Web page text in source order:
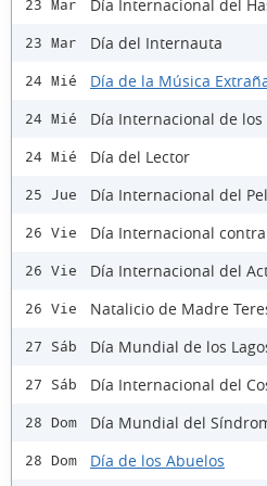
23 Mar Día Internacional del
23 Mar Día del Internauta
24 Mié Día de la Música
24 Mié Día Internacional de
24 Mié Día del Lector
25 Jue Día Internacional del
26 Vie Día Internacional
26 Vie Día Internacional del
26 Vie Natalicio de Madre
27 Sáb Día Mundial de los
27 Sáb Día Internacional del
28 Dom Día Mundial del
28 Dom Día de los Abuelos